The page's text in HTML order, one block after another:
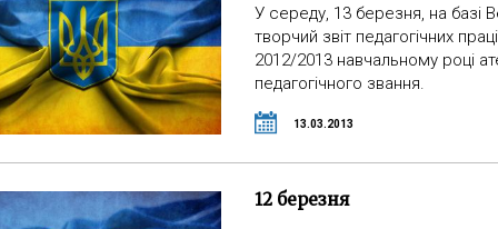
У середу, 13 березня, на базі
творчий звіт педагогічних
2012/2013 навчальному році
педагогічного звання.
13.03.2013
12 березня